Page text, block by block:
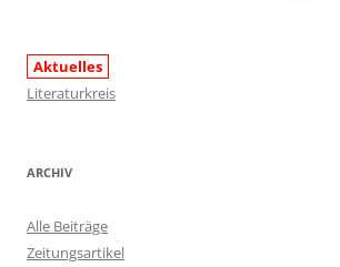
Aktuelles
Literaturkreis
ARCHIV
Alle Beiträge
Zeitungsartikel